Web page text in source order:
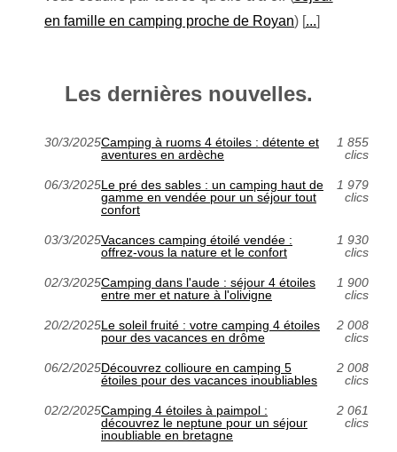
en famille en camping proche de Royan) [...]
Les dernières nouvelles.
30/3/2025Camping à ruoms 4 étoiles : détente et
aventures en ardèche
1 855
clics
06/3/2025Le pré des sables : un camping haut de
gamme en vendée pour un séjour tout
confort
1 979
clics
03/3/2025Vacances camping étoilé vendée :
offrez-vous la nature et le confort
1 930
clics
02/3/2025Camping dans l'aude : séjour 4 étoiles
entre mer et nature à l'olivigne
1 900
clics
20/2/2025Le soleil fruité : votre camping 4 étoiles
pour des vacances en drôme
2 008
clics
06/2/2025Découvrez collioure en camping 5
étoiles pour des vacances inoubliables
2 008
clics
02/2/2025Camping 4 étoiles à paimpol :
découvrez le neptune pour un séjour
inoubliable en bretagne
2 061
clics